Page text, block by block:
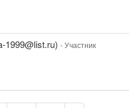
1999@list.ru) - Участник